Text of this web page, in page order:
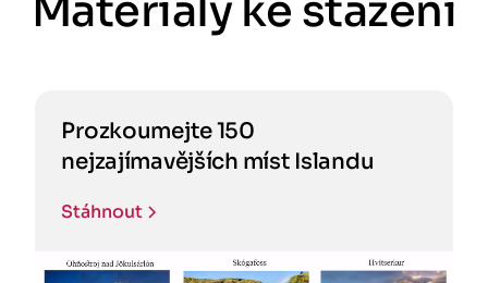
Materiály ke stažení
Prozkoumejte 150
nejzajímavějších míst Islandu
Stáhnout